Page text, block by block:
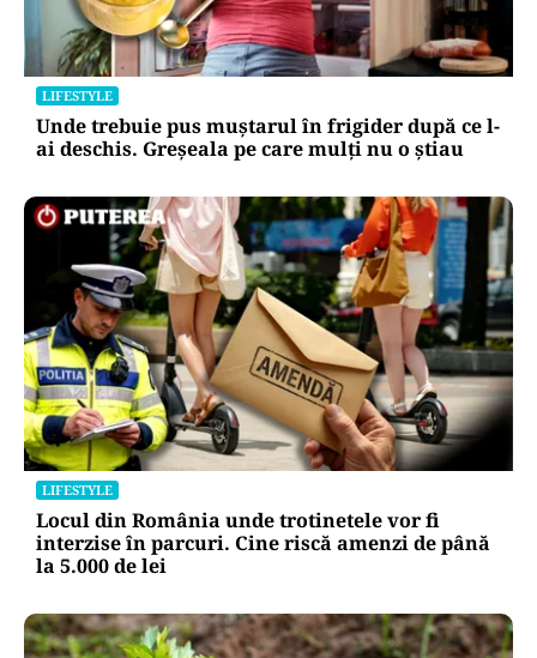
LIFESTYLE
Unde trebuie pus muștarul în frigider după ce l-
ai deschis. Greșeala pe care mulți nu o știau
LIFESTYLE
Locul din România unde trotinetele vor fi
interzise în parcuri. Cine riscă amenzi de până
la 5.000 de lei